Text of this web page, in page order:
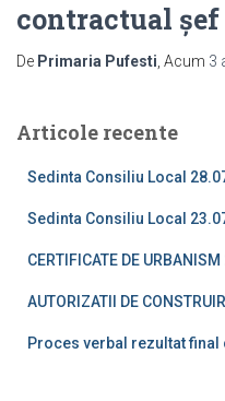
contractual șef
De Primaria Pufesti , Acum 3
Articole recente
Sedinta Consiliu Local
Sedinta Consiliu Local
CERTIFICATE DE
AUTORIZATII DE
Proces verbal rezultat final